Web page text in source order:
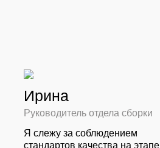
Ирина
Руководитель отдела сборки
Я слежу за соблюдением
стандартов качества на этапе